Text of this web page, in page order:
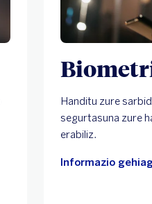
Handitu zure
segurtasuna zure
erabiliz.
Informazio